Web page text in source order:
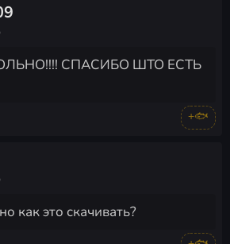
СПАСИБО ШТО ЕСТЬ
+🐟
как это скачивать?